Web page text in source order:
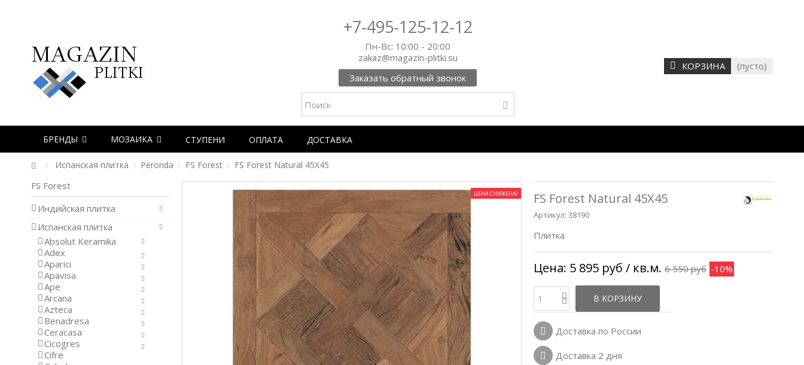
+7-495-125-12-12
Пн-Вс: 10:00 - 20:00
zakaz@magazin-plitki.su
Заказать обратный звонок
КОРЗИНА (пусто)
БРЕНДЫ МОЗАИКА СТУПЕНИ ОПЛАТА ДОСТАВКА
Испанская плитка Peronda FS Forest FS Forest Natural 45X45
ЦЕНА СНИЖЕНА! FS Forest Natural 45X45
Артикул: 38190
Плитка
Цена: 5 895 руб / кв.м. 6 550 руб -10%
В КОРЗИНУ
Доставка по России
Доставка 2 дня
FS Forest
Индийская плитка
Испанская плитка
Absolut Keramika
Adex
Aparici
Apavisa
Ape
Arcana
Azteca
Benadresa
Ceracasa
Cicogres
Cifre